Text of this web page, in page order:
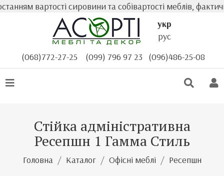
сировини та собівартості меблів, фактична
укр
рус
(068)772-27-25
(099) 796 97 23 (096)486-25-08
Стійка адміністративна
Ресепшн 1 Гамма Стиль
Головна Каталог Офісні меблі Ресепшн